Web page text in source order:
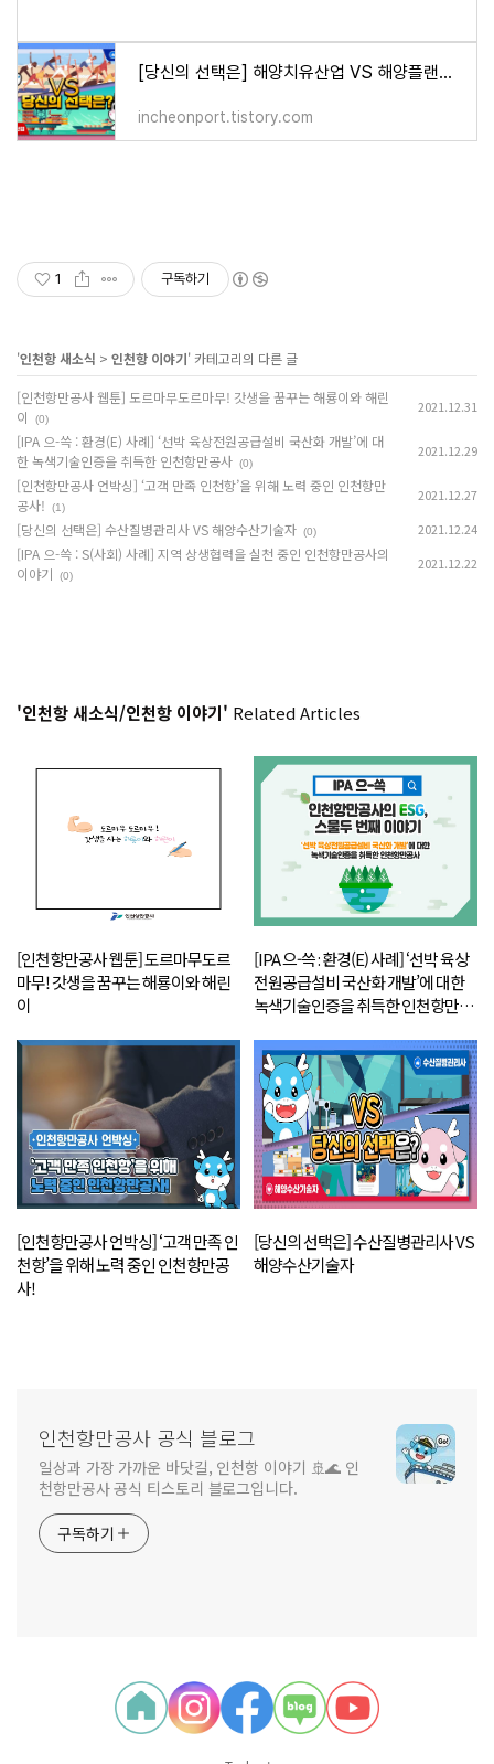
[당신의 선택은] 해양치유산업 VS 해양플랜트산업
incheonport.tistory.com
1 구독하기
'인천항 새소식 > 인천항 이야기' 카테고리의 다른 글
[인천항만공사 웹툰] 도르마무도르마무! 갓생을 꿈꾸는 해룡이와 해린
이
(0)
2021.12.31
[IPA 으-쓱 : 환경(E) 사례] ‘선박 육상전원공급설비 국산화 개발’에 대
한 녹색기술인증을 취득한 인천항만공사 (0)
2021.12.29
[인천항만공사 언박싱] ‘고객 만족 인천항’을 위해 노력 중인 인천항만
공사!
(1)
2021.12.27
[당신의 선택은] 수산질병관리사 VS 해양수산기술자 (0) 2021.12.24
[IPA 으-쓱 : S(사회) 사례] 지역 상생협력을 실천 중인 인천항만공사의
이야기
(0)
2021.12.22
'인천항 새소식/인천항 이야기' Related Articles
[인천항만공사 웹툰] 도르마무도르
마무! 갓생을 꿈꾸는 해룡이와 해린
이
[IPA 으-쓱 : 환경(E) 사례] ‘선박 육상
전원공급설비 국산화 개발’에 대한
녹색기술인증을 취득한 인천항만공
[인천항만공사 언박싱] ‘고객 만족 인
천항’을 위해 노력 중인 인천항만공
사!
[당신의 선택은] 수산질병관리사 VS
해양수산기술자
인천항만공사 공식 블로그
일상과 가장 가까운 바닷길, 인천항 이야기 🚢🌊 인
천항만공사 공식 티스토리 블로그입니다.
구독하기